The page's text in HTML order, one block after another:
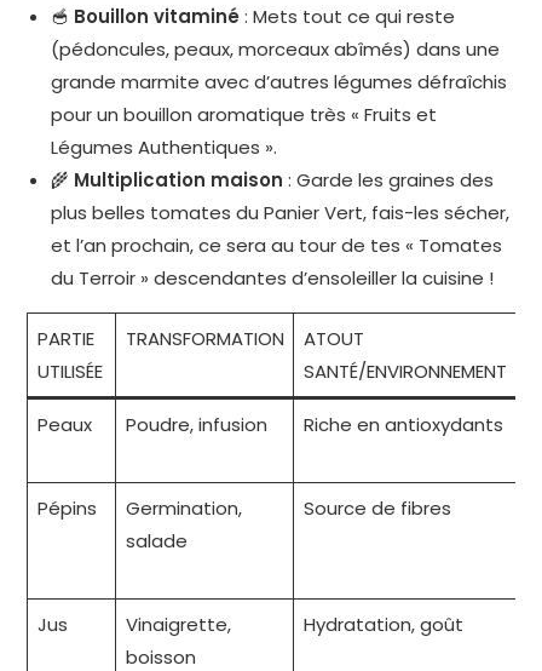
🥣 Bouillon vitaminé : Mets tout ce qui reste
(pédoncules, peaux, morceaux abîmés) dans une
grande marmite avec d’autres légumes défraîchis
pour un bouillon aromatique très « Fruits et
Légumes Authentiques ».
🌾 Multiplication maison : Garde les graines des
plus belles tomates du Panier Vert, fais-les sécher,
et l’an prochain, ce sera au tour de tes « Tomates
du Terroir » descendantes d’ensoleiller la cuisine !
PARTIE
UTILISÉE
TRANSFORMATION
ATOUT
SANTÉ/ENVIRONNEMENT
Peaux Poudre, infusion Riche en antioxydants
Pépins
Germination,
salade
Source de fibres
Jus
Vinaigrette,
boisson
Hydratation, goût